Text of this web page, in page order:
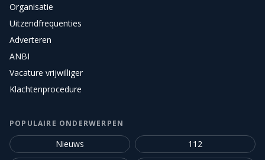
Organisatie
Uitzendfrequenties
Adverteren
ANBI
Vacature vrijwilliger
Klachtenprocedure
POPULAIRE ONDERWERPEN
Nieuws
112